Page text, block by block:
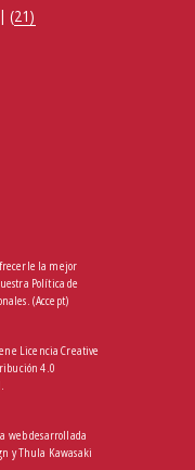
(21)
la mejor
Política de
(Accept)
Licencia Creative
4.0
web desarrollada
yThula Kawasaki